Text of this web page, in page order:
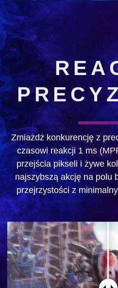
Zmiażdż konkurencję z
czasowi reakcji 1 ms
przejścia pikseli i żywe
najszybszą akcję na polu
przejrzystości z